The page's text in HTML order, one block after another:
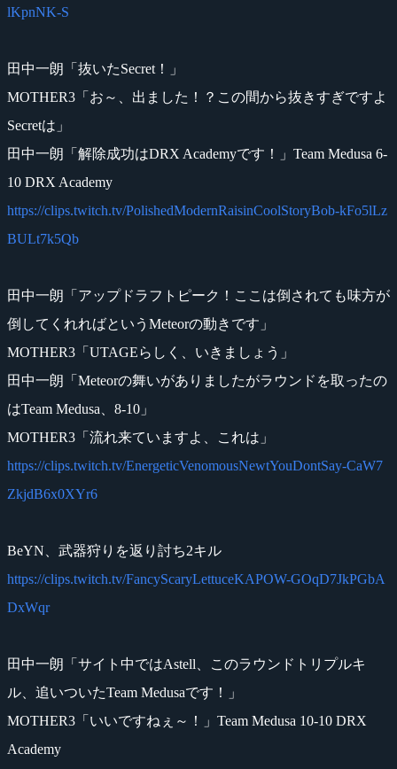
lKpnNK-S
田中一朗「抜いたSecret！」
MOTHER3「お～、出ました！？この間から抜きすぎですよ
Secretは」
田中一朗「解除成功はDRX Academyです！」Team Medusa 6-
10 DRX Academy
https://clips.twitch.tv/PolishedModernRaisinCoolStoryBob-kFo5lLz
BULt7k5Qb
田中一朗「アップドラフトピーク！ここは倒されても味方が
倒してくれればというMeteorの動きです」
MOTHER3「UTAGEらしく、いきましょう」
田中一朗「Meteorの舞いがありましたがラウンドを取ったの
はTeam Medusa、8-10」
MOTHER3「流れ来ていますよ、これは」
https://clips.twitch.tv/EnergeticVenomousNewtYouDontSay-CaW7
ZkjdB6x0XYr6
BeYN、武器狩りを返り討ち2キル
https://clips.twitch.tv/FancyScaryLettuceKAPOW-GOqD7JkPGbA
DxWqr
田中一朗「サイト中ではAstell、このラウンドトリプルキ
ル、追いついたTeam Medusaです！」
MOTHER3「いいですねぇ～！」Team Medusa 10-10 DRX
Academy